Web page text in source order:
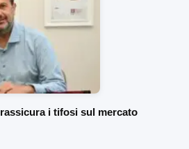
i tifosi sul mercato